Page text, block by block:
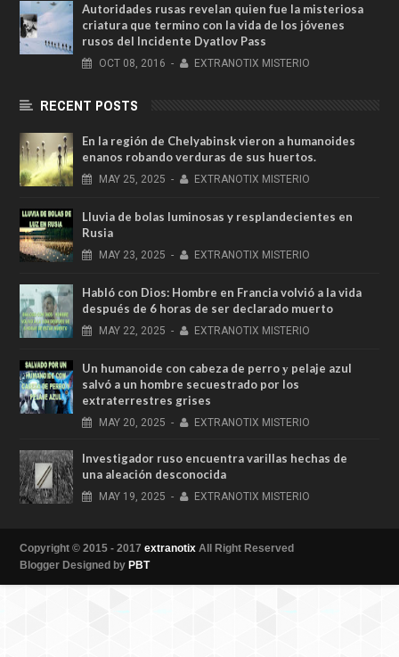
Autoridades rusas revelan quien fue la misteriosa
criatura que termino con la vida de los jóvenes
rusos del Incidente Dyatlov Pass
OCT 08, 2016 - EXTRANOTIX MISTERIO
RECENT POSTS
En la región de Chelyabinsk vieron a humanoides
enanos robando verduras de sus huertos.
MAY 25, 2025 - EXTRANOTIX MISTERIO
Lluvia de bolas luminosas y resplandecientes en
Rusia
MAY 23, 2025 - EXTRANOTIX MISTERIO
Habló con Dios: Hombre en Francia volvió a la vida
después de 6 horas de ser declarado muerto
MAY 22, 2025 - EXTRANOTIX MISTERIO
Un humanoide con cabeza de perro у pelaje azul
salvó a un hombre secuestrado por los
extraterrestres grises
MAY 20, 2025 - EXTRANOTIX MISTERIO
Investigador ruso encuentra varillas hechas de
una aleación desconocida
MAY 19, 2025 - EXTRANOTIX MISTERIO
Copyright © 2015 - 2017 extranotix All Right Reserved
Blogger Designed by PBT